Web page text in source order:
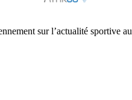
sur l’actualité sportive